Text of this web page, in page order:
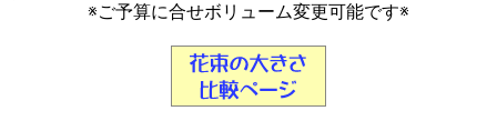
※ご予算に合せボリューム変更可能です※